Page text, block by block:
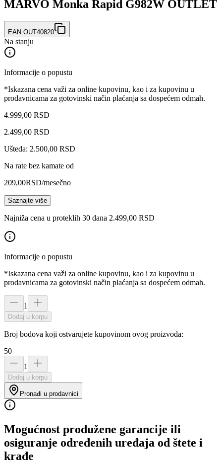
MARVO Monka Rapid G982W OUTLET
EAN:OUT40820
Na stanju
Informacije o popustu
*Iskazana cena važi za online kupovinu, kao i za kupovinu u
prodavnicama za gotovinski način plaćanja sa dospećem odmah.
4.999,00 RSD
2.499,00 RSD
Ušteda: 2.500,00 RSD
Na rate bez kamate od
209,00RSD/mesečno
Saznajte više
Najniža cena u proteklih 30 dana 2.499,00 RSD
Informacije o popustu
*Iskazana cena važi za online kupovinu, kao i za kupovinu u
prodavnicama za gotovinski način plaćanja sa dospećem odmah.
1
Dodaj u korpu
Broj bodova koji ostvarujete kupovinom ovog proizvoda:
50
1
Dodaj u korpu
Pronađi u prodavnici
Mogućnost produžene garancije ili
osiguranje određenih uređaja od štete i
krađe